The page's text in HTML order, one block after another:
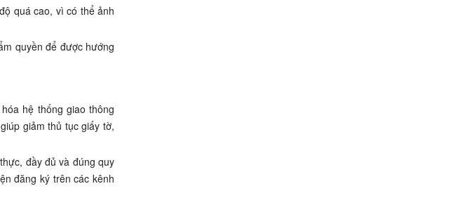
quá cao, vì có thể ảnh
quyền để được hướng
hệ thống giao thông
giảm thủ tục giấy tờ,
đầy đủ và đúng quy
đăng ký trên các kênh